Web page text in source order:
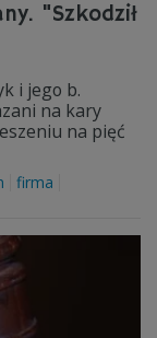
"Szkodził
i jego b.
na kary
na pięć
firma